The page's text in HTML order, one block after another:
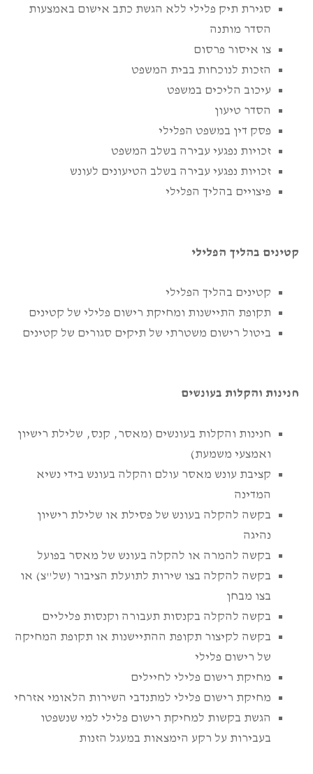
סגירת תיק פלילי ללא הגשת כתב אישום באמצעות
הסדר מותנה
צו איסור פרסום
הזכות לנוכחות בבית המשפט
עיכוב הליכים במשפט
הסדר טיעון
פסק דין במשפט הפלילי
זכויות נפגעי עבירה בשלב המשפט
זכויות נפגעי עבירה בשלב הטיעונים לעונש
פיצויים בהליך הפלילי
קטינים בהליך הפלילי
קטינים בהליך הפלילי
תקופת התיישנות ומחיקת רישום פלילי של קטינים
ביטול רישום משטרתי של תיקים סגורים של קטינים
חנינות והקלות בעונשים
חנינות והקלות בעונשים (מאסר, קנס, שלילת רישיון
ואמצעי משמעת)
קציבת עונש מאסר עולם והקלה בעונש בידי נשיא
המדינה
בקשה להקלה בעונש של פסילת או שלילת רישיון
נהיגה
בקשה להמרה או להקלה בעונש של מאסר בפועל
בקשה להקלה בצו שירות לתועלת הציבור (של"צ) או
בצו מבחן
בקשה להקלה בקנסות תעבורה וקנסות פליליים
בקשה לקיצור תקופת ההתיישנות או תקופת המחיקה
של רישום פלילי
מחיקת רישום פלילי לחיילים
מחיקת רישום פלילי למתנדבי השירות הלאומי אזרחי
הגשת בקשות למחיקת רישום פלילי למי שנשפטו
בעבירות על רקע הימצאות במעגל הזנות